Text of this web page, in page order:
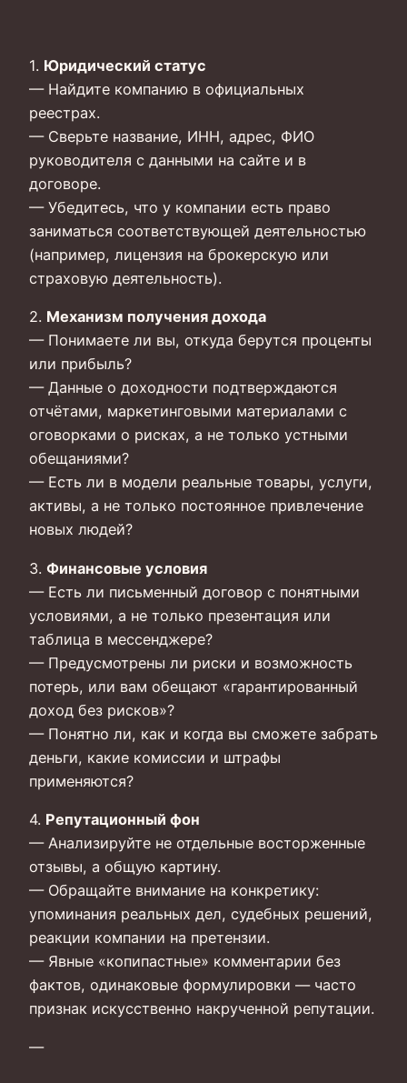
1. Юридический статус
— Найдите компанию в официальных
реестрах.
— Сверьте название, ИНН, адрес, ФИО
руководителя с данными на сайте и в
договоре.
— Убедитесь, что у компании есть право
заниматься соответствующей деятельностью
(например, лицензия на брокерскую или
страховую деятельность).
2. Механизм получения дохода
— Понимаете ли вы, откуда берутся проценты
или прибыль?
— Данные о доходности подтверждаются
отчётами, маркетинговыми материалами с
оговорками о рисках, а не только устными
обещаниями?
— Есть ли в модели реальные товары, услуги,
активы, а не только постоянное привлечение
новых людей?
3. Финансовые условия
— Есть ли письменный договор с понятными
условиями, а не только презентация или
таблица в мессенджере?
— Предусмотрены ли риски и возможность
потерь, или вам обещают «гарантированный
доход без рисков»?
— Понятно ли, как и когда вы сможете забрать
деньги, какие комиссии и штрафы
применяются?
4. Репутационный фон
— Анализируйте не отдельные восторженные
отзывы, а общую картину.
— Обращайте внимание на конкретику:
упоминания реальных дел, судебных решений,
реакции компании на претензии.
— Явные «копипастные» комментарии без
фактов, одинаковые формулировки — часто
признак искусственно накрученной репутации.
—